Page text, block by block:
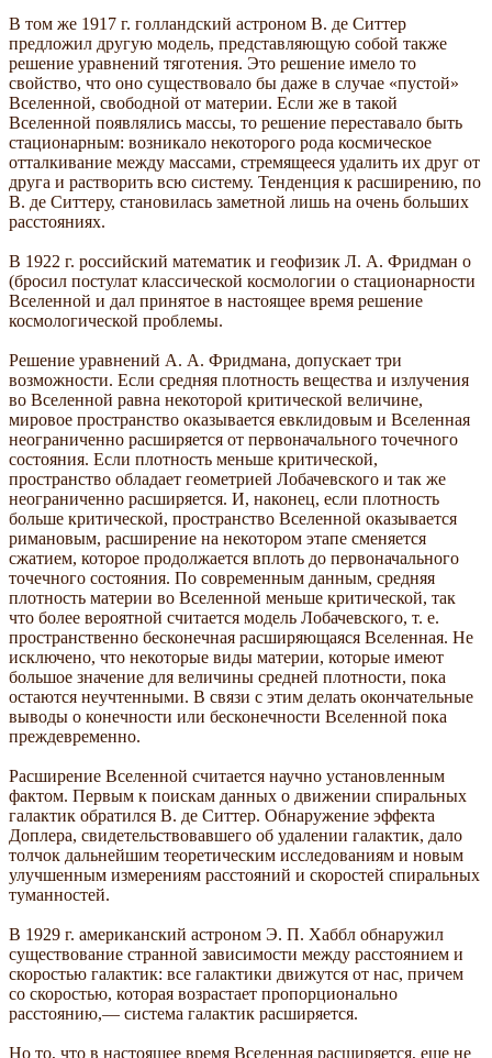
В том же 1917 г. голландский астроном В. де Ситтер
предложил другую модель, представляющую собой также
решение уравнений тяготения. Это решение имело то
свойство, что оно существовало бы даже в случае «пустой»
Вселенной, свободной oт материи. Если же в такой
Вселенной появлялись массы, то решение переставало быть
стационарным: возникало некоторого рода космическое
отталкивание между массами, стремящееся удалить их друг от
друга и растворить всю систему. Тенденция к расширению, по
В. де Ситтеру, становилась заметной лишь на очень больших
расстояниях.
В 1922 г. российский математик и геофизик Л. А. Фридман о
(бросил постулат классической космологии о стационарности
Вселенной и дал принятое в настоящее время решение
космологической проблемы.
Решение уравнений А. А. Фридмана, допускает три
возможности. Если средняя плотность вещества и излучения
во Вселенной равна некоторой критической величине,
мировое пространство оказывается евклидовым и Вселенная
неограниченно расширяется от первоначального точечного
состояния. Если плотность меньше критической,
пространство обладает геометрией Лобачевского и так же
неограниченно расширяется. И, наконец, если плотность
больше критической, пространство Вселенной оказывается
римановым, расширение на некотором этапе сменяется
сжатием, которое продолжается вплоть до первоначального
точечного состояния. По современным данным, средняя
плотность материи во Вселенной меньше критической, так
что более вероятной считается модель Лобачевского, т. е.
пространственно бесконечная расширяющаяся Вселенная. Не
исключено, что некоторые виды материи, которые имеют
большое значение для величины средней плотности, пока
остаются неучтенными. В связи с этим делать окончательные
выводы о конечности или бесконечности Вселенной пока
преждевременно.
Расширение Вселенной считается научно установленным
фактом. Первым к поискам данных о движении спиральных
галактик обратился В. де Ситтер. Обнаружение эффекта
Доплера, свидетельствовавшего об удалении галактик, дало
толчок дальнейшим теоретическим исследованиям и новым
улучшенным измерениям расстояний и скоростей спиральных
туманностей.
В 1929 г. американский астроном Э. П. Хаббл обнаружил
существование странной зависимости между расстоянием и
скоростью галактик: все галактики движутся от нас, причем
со скоростью, которая возрастает пропорционально
расстоянию,— система галактик расширяется.
Но то, что в настоящее время Вселенная расширяется, еще не